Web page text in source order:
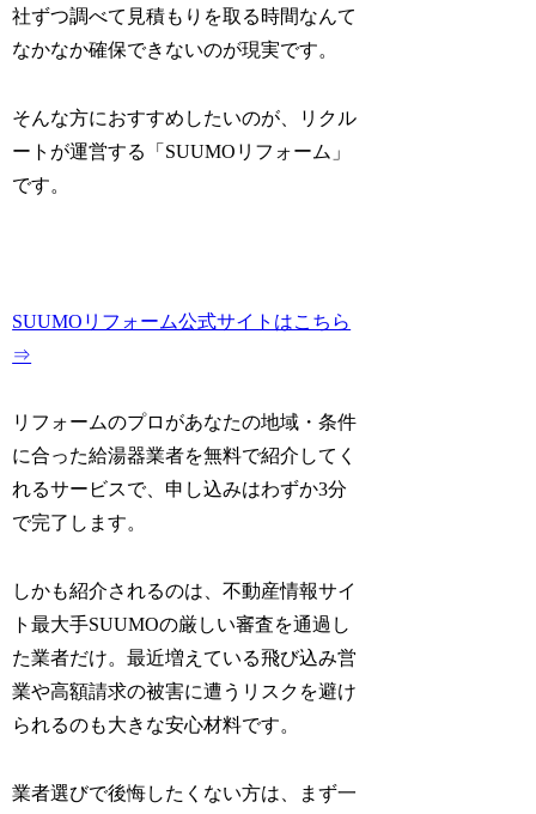
社ずつ調べて見積もりを取る時間なんて
なかなか確保できないのが現実です。
そんな方におすすめしたいのが、リクル
ートが運営する「SUUMOリフォーム」
です。
SUUMOリフォーム公式サイトはこちら
⇒
リフォームのプロがあなたの地域・条件
に合った給湯器業者を無料で紹介してく
れるサービスで、申し込みはわずか3分
で完了します。
しかも紹介されるのは、不動産情報サイ
ト最大手SUUMOの厳しい審査を通過し
た業者だけ。最近増えている飛び込み営
業や高額請求の被害に遭うリスクを避け
られるのも大きな安心材料です。
業者選びで後悔したくない方は、まず一